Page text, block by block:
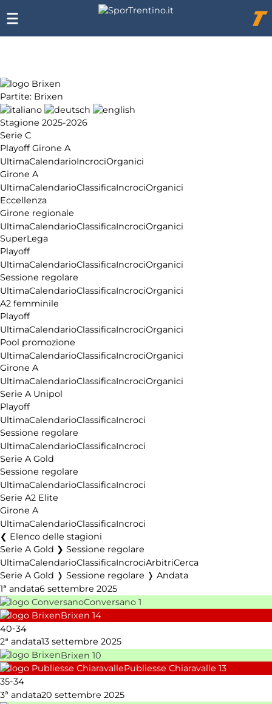
Partite: Brixen
Stagione 2025-2026
Serie C
Playoff Girone A
UltimaCalendarioIncrociOrganici
Girone A
UltimaCalendarioClassificaIncrociOrganici
Eccellenza
Girone regionale
UltimaCalendarioClassificaIncrociOrganici
SuperLega
Playoff
UltimaCalendarioClassificaIncrociOrganici
Sessione regolare
UltimaCalendarioClassificaIncrociOrganici
A2 femminile
Playoff
UltimaCalendarioClassificaIncrociOrganici
Pool promozione
UltimaCalendarioClassificaIncrociOrganici
Girone A
UltimaCalendarioClassificaIncrociOrganici
Serie A Unipol
Playoff
UltimaCalendarioClassificaIncroci
Sessione regolare
UltimaCalendarioClassificaIncroci
Serie A Gold
Sessione regolare
UltimaCalendarioClassificaIncroci
Serie A2 Elite
Girone A
UltimaCalendarioClassificaIncroci
Elenco delle stagioni
Serie A Gold ❯ Sessione regolare
UltimaCalendarioClassificaIncrociArbitriCerca
Serie A Gold ❭ Sessione regolare ❭ Andata
1ª andata6 settembre 2025
Conversano 1
Brixen 14
40-34
2ª andata13 settembre 2025
Brixen 10
Publiesse Chiaravalle 13
35-34
3ª andata20 settembre 2025
Chi
siamo
Affiliazione